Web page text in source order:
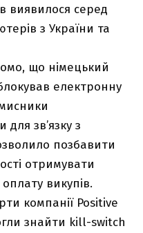
виявилося серед
з України та
що німецький
електронну
для зв’язку з
позбавити
отримувати
викупів.
компанії Positive
знайти kill-switch